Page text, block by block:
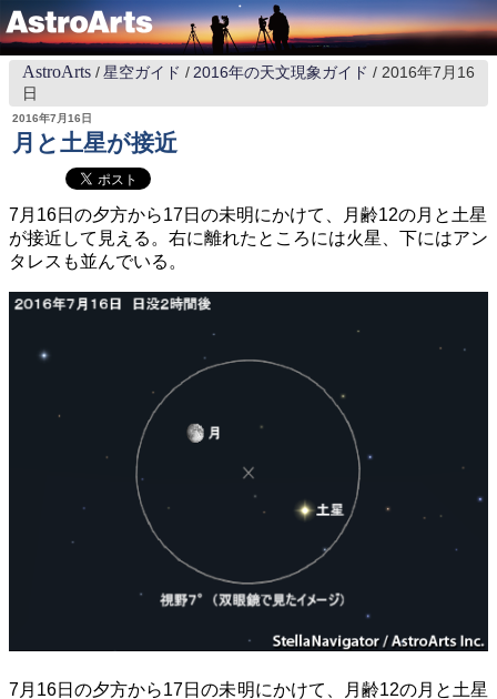
AstroArts 星空ガイド 2016年の天文現象ガイド
2016年7月16
日
2016年7月16日
月と土星が接近
7月16日の夕方から17日の未明にかけて、月齢12の月と土星
が接近して見える。右に離れたところには火星、下にはアン
タレスも並んでいる。
7月16日の夕方から17日の未明にかけて、月齢12の月と土星